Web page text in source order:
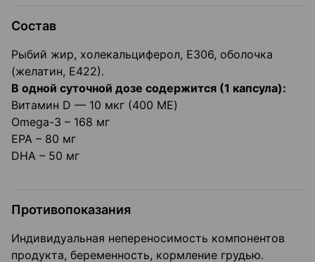
Состав
Рыбий жир, холекальциферол, Е306, оболочка
(желатин, Е422).
В одной суточной дозе содержится (1 капсула):
Витамин D — 10 мкг (400 ME)
Omega-3 – 168 мг
EPA – 80 мг
DHA – 50 мг
Противопоказания
Индивидуальная непереносимость компонентов
продукта, беременность, кормление грудью.